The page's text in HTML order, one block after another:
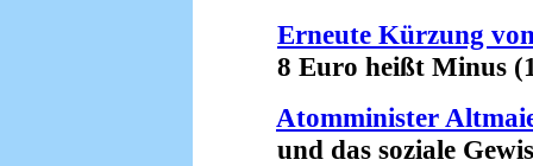
Erneute Kürzung
8 Euro heißt Minus
Atomminister
und das soziale